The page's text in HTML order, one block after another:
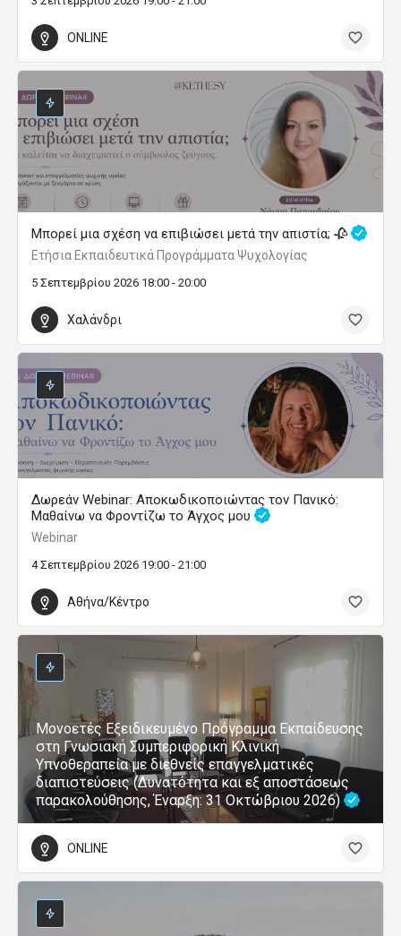
ONLINE
Μπορεί μια σχέση να επιβιώσει μετά την απιστία; 🥀
Ετήσια Εκπαιδευτικά Προγράμματα Ψυχολογίας
5 Σεπτεμβρίου 2026 18:00 - 20:00
Χαλάνδρι
Δωρεάν Webinar: Αποκωδικοποιώντας τον Πανικό:
Μαθαίνω να Φροντίζω το Άγχος μου
Webinar
4 Σεπτεμβρίου 2026 19:00 - 21:00
Αθήνα/Κέντρο
Μονοετές Εξειδικευμένο Πρόγραμμα Εκπαίδευσης
στη Γνωσιακή Συμπεριφορική Κλινική
Υπνοθεραπεία με διεθνείς επαγγελματικές
διαπιστεύσεις (Δυνατότητα και εξ αποστάσεως
παρακολούθησης, Έναρξη: 31 Οκτώβριου 2026)
ONLINE